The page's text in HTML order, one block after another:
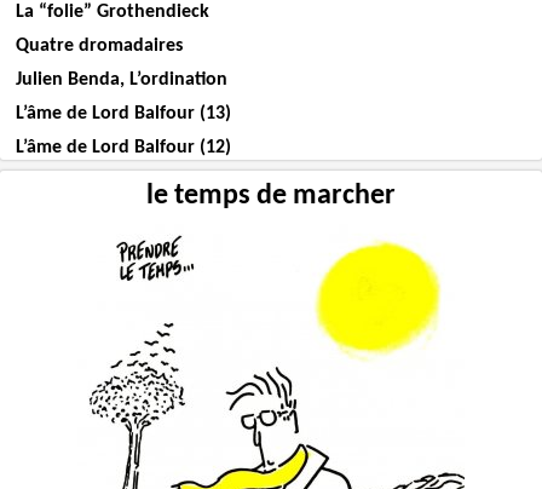
La “folie” Grothendieck
Quatre dromadaires
Julien Benda, L’ordination
L’âme de Lord Balfour (13)
L’âme de Lord Balfour (12)
le temps de marcher